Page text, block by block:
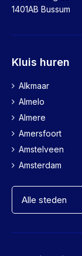
1401AB Bussum
Kluis huren
Alkmaar
Almelo
Almere
Amersfoort
Amstelveen
Amsterdam